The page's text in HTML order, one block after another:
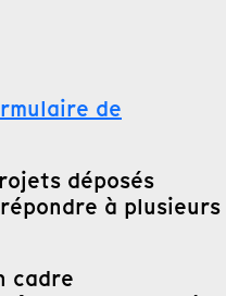
de
déposés
à plusieurs
cadre